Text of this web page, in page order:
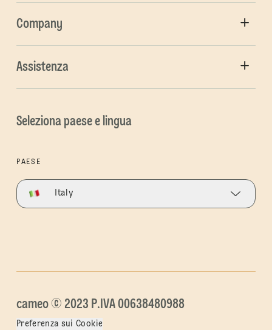
Company
Assistenza
Seleziona paese e lingua
PAESE
Italy
cameo © 2023 P.IVA 00638480988
Preferenza sui Cookie